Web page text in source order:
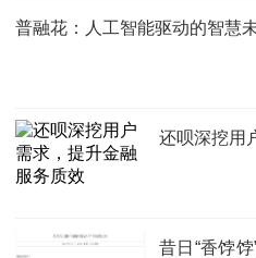
普融花：人工智能驱动的智慧
还呗深挖用
昔日“香饽